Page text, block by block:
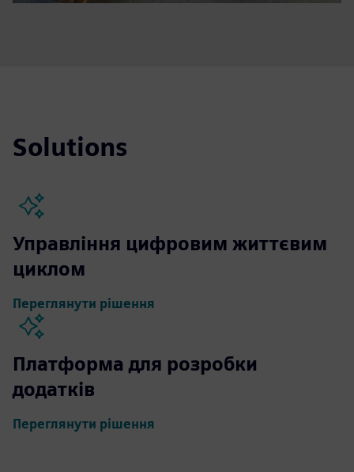
Solutions
Управління цифровим життєвим
циклом
Переглянути рішення
Платформа для розробки
додатків
Переглянути рішення